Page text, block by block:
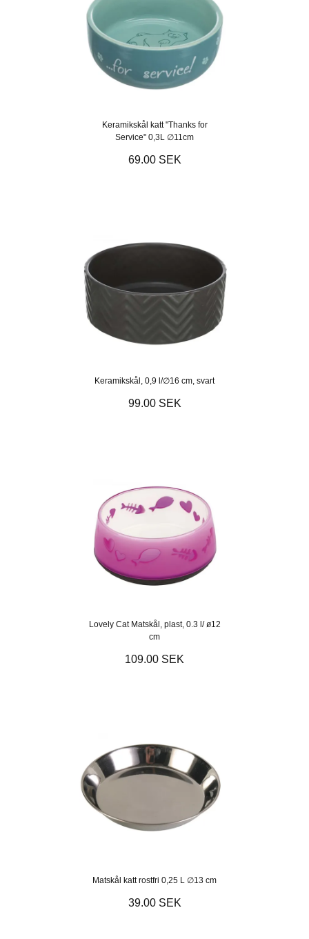
Keramikskål katt "Thanks for
Service" 0,3L ∅11cm
69.00 SEK
Keramikskål, 0,9 l/∅16 cm, svart
99.00 SEK
Lovely Cat Matskål, plast, 0.3 l/ ø12
cm
109.00 SEK
Matskål katt rostfri 0,25 L ∅13 cm
39.00 SEK